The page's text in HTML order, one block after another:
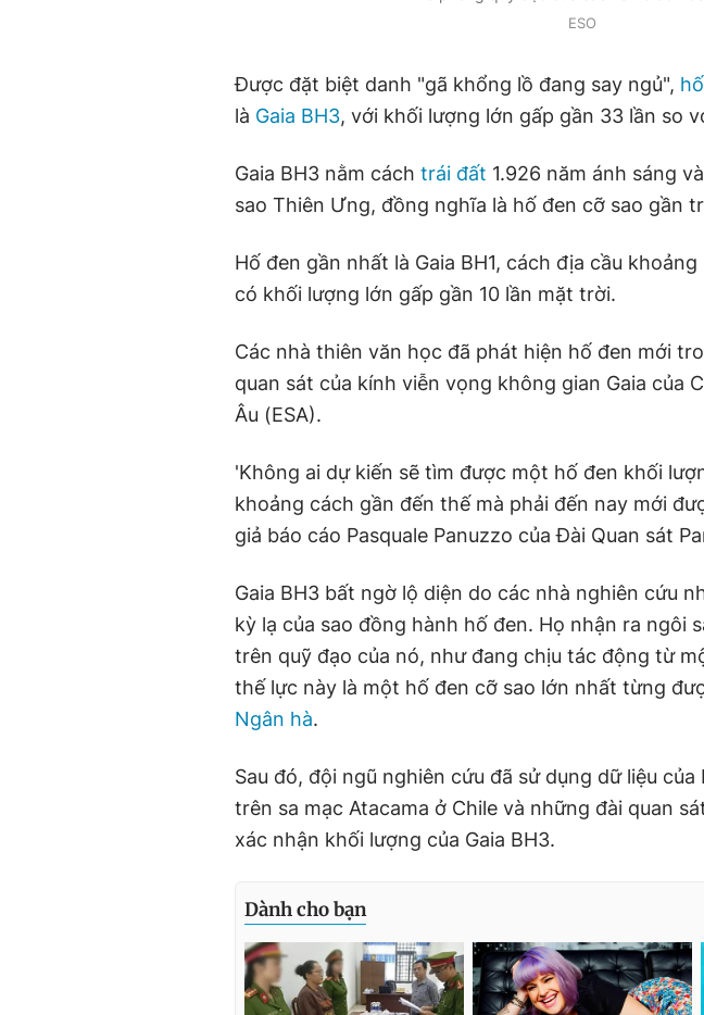
ESO
Được đặt biệt danh "gã khổng lồ đang say ngủ",
là Gaia BH3, với khối lượng lớn gấp gần 33 lần so
Gaia BH3 nằm cách trái đất 1.926 năm ánh sáng
sao Thiên Ưng, đồng nghĩa là hố đen cỡ sao gần
Hố đen gần nhất là Gaia BH1, cách địa cầu
có khối lượng lớn gấp gần 10 lần mặt trời.
Các nhà thiên văn học đã phát hiện hố đen mới
quan sát của kính viễn vọng không gian Gaia của
Âu (ESA).
'Không ai dự kiến sẽ tìm được một hố đen khối
khoảng cách gần đến thế mà phải đến nay mới
giả báo cáo Pasquale Panuzzo của Đài Quan sát
Gaia BH3 bất ngờ lộ diện do các nhà nghiên cứu
kỳ lạ của sao đồng hành hố đen. Họ nhận ra ngôi
trên quỹ đạo của nó, như đang chịu tác động từ
thế lực này là một hố đen cỡ sao lớn nhất từng
Ngân hà.
Sau đó, đội ngũ nghiên cứu đã sử dụng dữ liệu
trên sa mạc Atacama ở Chile và những đài quan
xác nhận khối lượng của Gaia BH3.